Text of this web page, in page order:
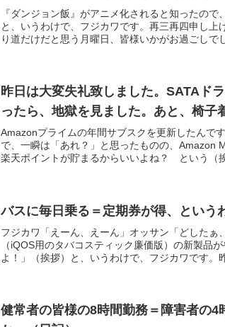
『ダンジョン飯』がアニメ化されると知ったの
と、いうわけで、フジカワです。再三再四申し
り道だけだと思う月曜日、皆様いかがお過ごしで
昨日は大変失礼致しました。SATAド
ったら、地獄を見ました。あと、椅子
Amazonプライムの年間サブスクを更新したんで
で、一瞬は「あれ？」と思ったものの、Amazon
楽天ポイントが貯まるからいいよね？ という（
バスに毎日乗る＝定期券が得、という
フジカワ「えーん、えーん」オッサン「どした
（iQOS用のタバコスティック廉価版）の新製
よ！」（挨拶）と、いうわけで、フジカワです。
健常者の皆様の8時間勤務＝障害者の4